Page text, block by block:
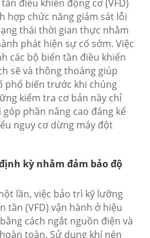
điều khiển động cơ (VFD)
hợp chức năng giám sát lỗi
thái thời gian thực nhằm
phát hiện sự cố sớm. Việc
các bộ biến tần điều khiển
sẽ và thông thoáng giúp
phổ biến trước khi chúng
kiểm tra cơ bản này chỉ
phần nâng cao đáng kể
nguy cơ dừng máy đột
kỳ nhằm đảm bảo độ
lần, việc bảo trì kỹ lưỡng
tần (VFD) vận hành ở hiệu
cách ngắt nguồn điện và
toàn. Sử dụng khí nén